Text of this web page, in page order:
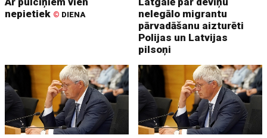
nepietiek © DIENA
nelegālo migrantu
pārvadāšanu aizturēti
Polijas un Latvijas
pilsoņi